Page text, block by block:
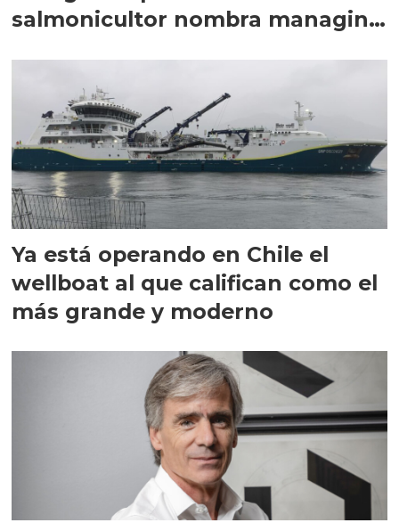
salmonicultor nombra managing
Ya está operando en Chile el
wellboat al que califican como el
más grande y moderno